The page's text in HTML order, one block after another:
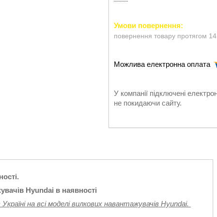
повернення товару протягом
У компанії підключені
не покидаючи сайту.
Hyundai в наявності
на всі моделі вилкових навантажувачів Hyundai.